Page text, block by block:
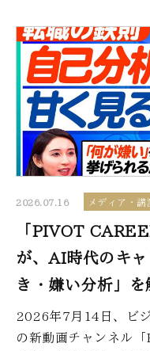
2026.07.16 メディア・講
「PIVOT
が、AI時代のキ
き・嫌い分析」を
2026年7月14日、ビ
の新動画チャンネル